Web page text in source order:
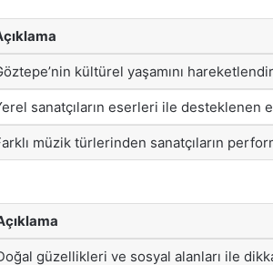
kültürel yaşamını
sanatçıların eserleri ile desteklenen
müzik türlerinden sanatçıların
güzellikleri ve sosyal alanları ile